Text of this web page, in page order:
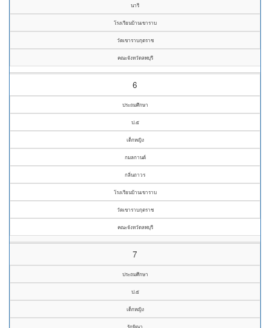
นารี
โรงเรียนบ้านเขาราบ
วัดเขาราบกุตราช
คณะจังหวัดลพบุรี
6
ประถมศึกษา
ป.๕
เด็กหญิง
กมลกานต์
กลิ่นถาวร
โรงเรียนบ้านเขาราบ
วัดเขาราบกุตราช
คณะจังหวัดลพบุรี
7
ประถมศึกษา
ป.๕
เด็กหญิง
รักษิณา